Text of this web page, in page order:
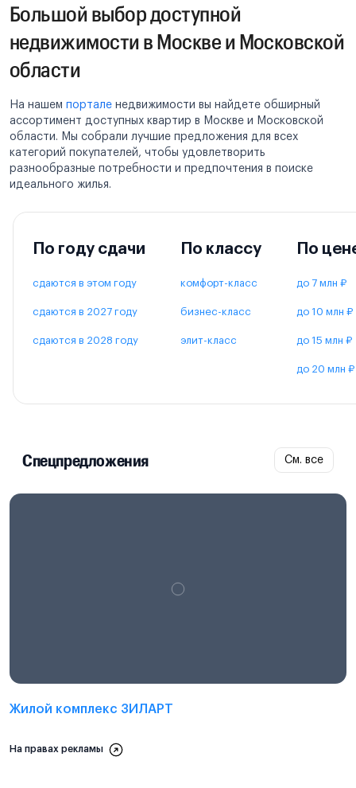
Большой выбор доступной
недвижимости в Москве и Московской
области
На нашем портале недвижимости вы найдете обширный
ассортимент доступных квартир в Москве и Московской
области. Мы собрали лучшие предложения для всех
категорий покупателей, чтобы удовлетворить
разнообразные потребности и предпочтения в поиске
идеального жилья.
По году сдачи
сдаются в этом году
сдаются в 2027 году
сдаются в 2028 году
По классу
комфорт-класс
бизнес-класс
элит-класс
По
до 7 млн ₽
до 10 млн ₽
до 15 млн ₽
до 20 млн ₽
Спецпредложения См. все
Жилой комплекс ЗИЛАРТ
На правах рекламы